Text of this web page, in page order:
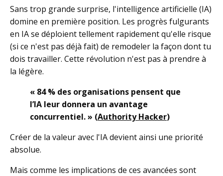
Sans trop grande surprise, l'intelligence artificielle (IA)
domine en première position. Les progrès fulgurants
en IA se déploient tellement rapidement qu'elle risque
(si ce n'est pas déjà fait) de remodeler la façon dont tu
dois travailler. Cette révolution n'est pas à prendre à
la légère.
« 84 % des organisations pensent que
l’IA leur donnera un avantage
concurrentiel. » (Authority Hacker)
Créer de la valeur avec l'IA devient ainsi une priorité
absolue.
Mais comme les implications de ces avancées sont